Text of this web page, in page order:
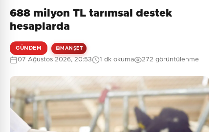
7 + 5 = ?
Henüz yorum yapılmamış. İlk yorumu siz yapın!
688 milyon TL tarımsal destek
hesaplarda
GÜNDEM MANŞET
07 Ağustos 2026, 20:53 1 dk okuma 272 görüntülenme